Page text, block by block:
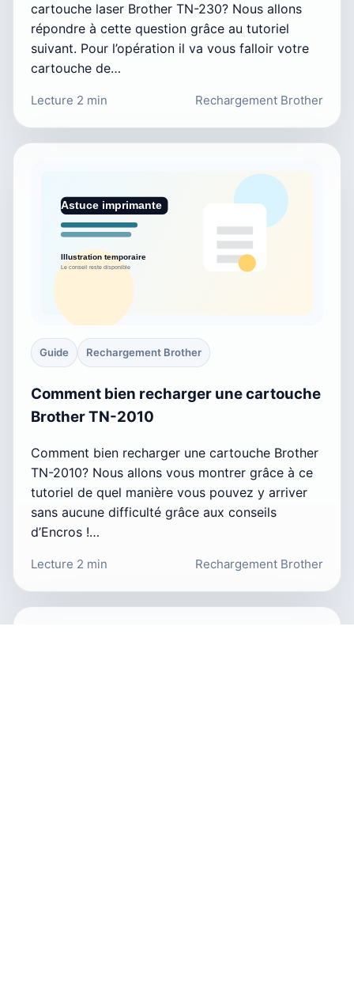
cartouche laser Brother TN-230? Nous allons
répondre à cette question grâce au tutoriel
suivant. Pour l’opération il va vous falloir votre
cartouche de…
Lecture 2 min Rechargement Brother
Guide Rechargement Brother
Comment bien recharger une cartouche
Brother TN-2010
Comment bien recharger une cartouche Brother
TN-2010? Nous allons vous montrer grâce à ce
tutoriel de quel manière vous pouvez y arriver
sans aucune difficulté grâce aux conseils
d’Encros !…
Lecture 2 min Rechargement Brother